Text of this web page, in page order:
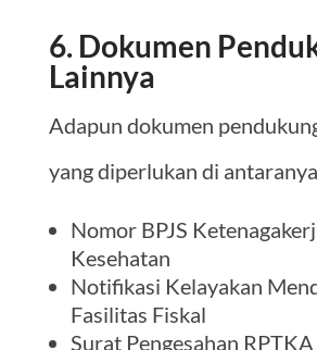
6. Dokumen
Lainnya
Adapun dokumen
yang diperlukan di
Nomor BPJS
Kesehatan
Notifikasi Kelayakan
Fasilitas Fiskal
Surat Pengesahan